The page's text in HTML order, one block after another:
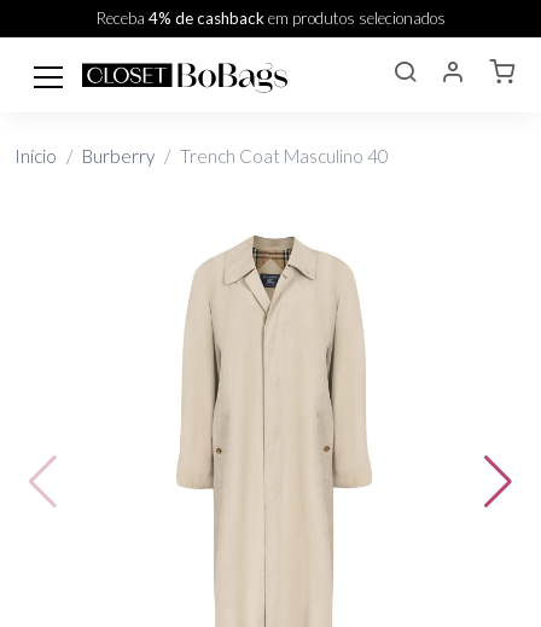
Receba 4% de cashbackem produtos selecionados
Início Burberry Trench Coat Masculino 40